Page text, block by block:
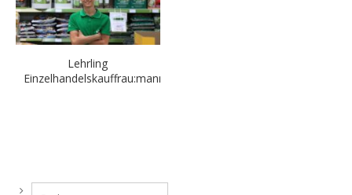
Lehrling
Einzelhandelskauffrau:mann